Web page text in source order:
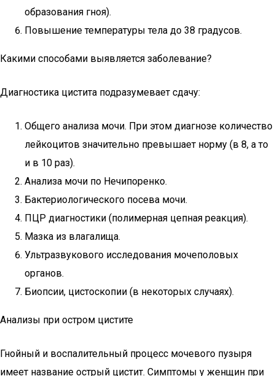
образования гноя).
Повышение температуры тела до 38 градусов.
Какими способами выявляется заболевание?
Диагностика цистита подразумевает сдачу:
Общего анализа мочи. При этом диагнозе количество
лейкоцитов значительно превышает норму (в 8, а то
и в 10 раз).
Анализа мочи по Нечипоренко.
Бактериологического посева мочи.
ПЦР диагностики (полимерная цепная реакция).
Мазка из влагалища.
Ультразвукового исследования мочеполовых
органов.
Биопсии, цистоскопии (в некоторых случаях).
Анализы при остром цистите
Гнойный и воспалительный процесс мочевого пузыря
имеет название острый цистит. Симптомы у женщин при